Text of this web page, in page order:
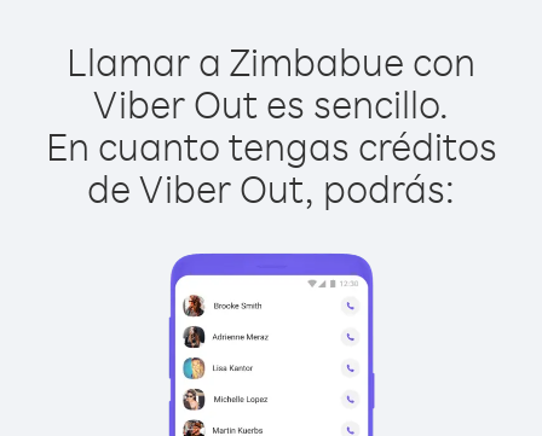
Llamar a Zimbabue con
Viber Out es sencillo.
En cuanto tengas créditos
de Viber Out, podrás: